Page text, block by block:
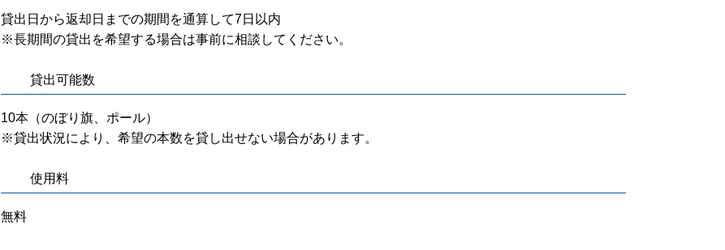
貸出日から返却日までの期間を通算して7日以内
※長期間の貸出を希望する場合は事前に相談してください。
貸出可能数
10本（のぼり旗、ポール）
※貸出状況により、希望の本数を貸し出せない場合があります。
使用料
無料